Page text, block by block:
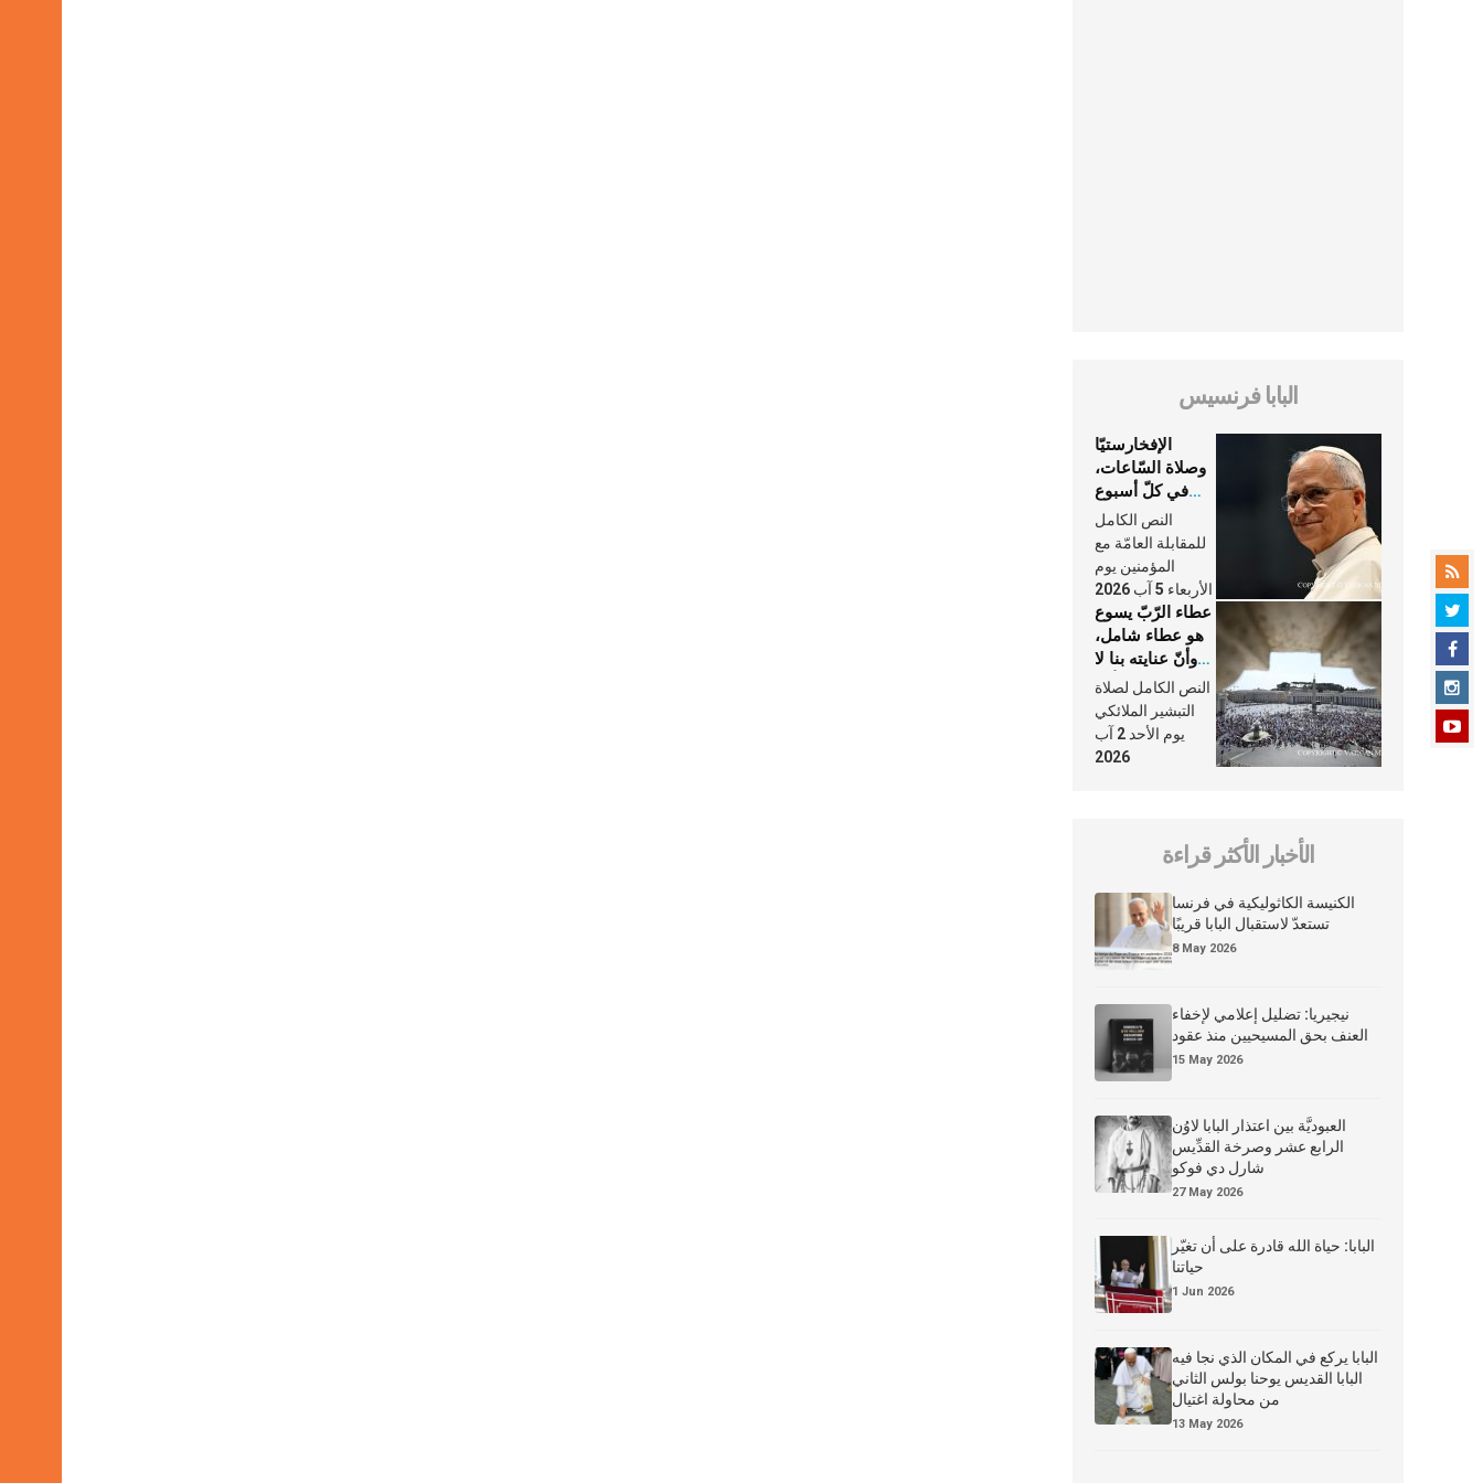
البابا فرنسيس
الإفخارستيّا
وصلاة السّاعات،
في كلّ أسبوع
وكلّ يوم، هما
النَّفَس في حياة
الكنيسة
النص الكامل
للمقابلة العامّة مع
المؤمنين يوم
الأربعاء 5 آب 2026
عطاء الرّبّ يسوع
هو عطاء شامل،
وأنّ عنايته بنا لا
تغيب عنّا أبدًا
النص الكامل لصلاة
التبشير الملائكي
يوم الأحد 2 آب
2026
الأخبار الأكثر قراءة
الكنيسة الكاثوليكية في فرنسا
تستعدّ لاستقبال البابا قريبًا
8 May 2026
نيجيريا: تضليل إعلامي لإخفاء
العنف بحق المسيحيين منذ عقود
15 May 2026
العبوديَّة بين اعتذار البابا لاوُن
الرابع عشر وصرخة القدِّيس
شارل دي فوكو
27 May 2026
البابا: حياة الله قادرة على أن تغيّر
حياتنا
1 Jun 2026
البابا يركع في المكان الذي نجا فيه
البابا القديس يوحنا بولس الثاني
من محاولة اغتيال
13 May 2026